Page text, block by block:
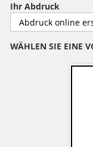
Ihr Abdruck
WÄHLEN SIE EINE